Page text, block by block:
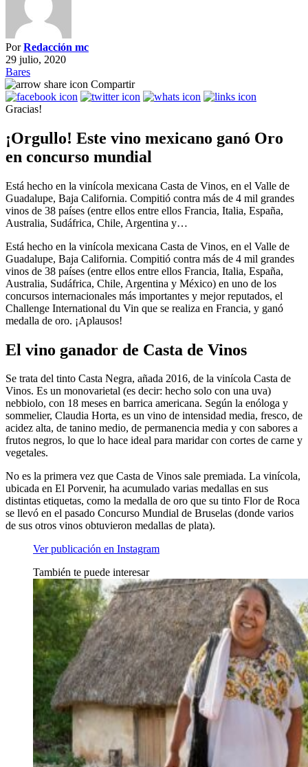
PorRedacción mc
29 julio, 2020
Bares
Compartir
Gracias!
¡Orgullo! Este vino mexicano ganó Oro
en concurso mundial
Está hecho en la vinícola mexicana Casta de Vinos, en el Valle de
Guadalupe, Baja California. Compitió contra más de 4 mil grandes
vinos de 38 países (entre ellos entre ellos Francia, Italia, España,
Australia, Sudáfrica, Chile, Argentina y…
Está hecho en la vinícola mexicana Casta de Vinos, en el Valle de
Guadalupe, Baja California. Compitió contra más de 4 mil grandes
vinos de 38 países (entre ellos entre ellos Francia, Italia, España,
Australia, Sudáfrica, Chile, Argentina y México) en uno de los
concursos internacionales más importantes y mejor reputados, el
Challenge International du Vin que se realiza en Francia, y ganó
medalla de oro. ¡Aplausos!
El vino ganador de Casta de Vinos
Se trata del tinto Casta Negra, añada 2016, de la vinícola Casta de
Vinos. Es un monovarietal (es decir: hecho solo con una uva)
nebbiolo, con 18 meses en barrica americana. Según la enóloga y
sommelier, Claudia Horta, es un vino de intensidad media, fresco, de
acidez alta, de tanino medio, de permanencia media y con sabores a
frutos negros, lo que lo hace ideal para maridar con cortes de carne y
vegetales.
No es la primera vez que Casta de Vinos sale premiada. La vinícola,
ubicada en El Porvenir, ha acumulado varias medallas en sus
distintas etiquetas, como la medalla de oro que su tinto Flor de Roca
se llevó en el pasado Concurso Mundial de Bruselas (donde varios
de sus otros vinos obtuvieron medallas de plata).
Ver publicación en Instagram
También te puede interesar